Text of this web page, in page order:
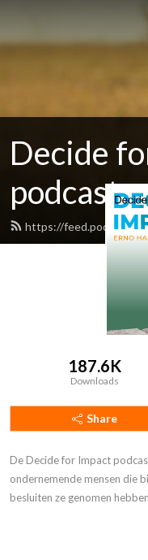
Decide
podcast
https://
187.6K
Downloads
Share
De Decide for Impact
ondernemende mensen die
besluiten ze genomen